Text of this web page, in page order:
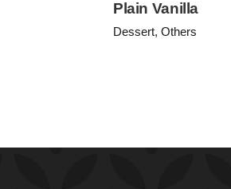
Plain Vanilla
Dessert, Others